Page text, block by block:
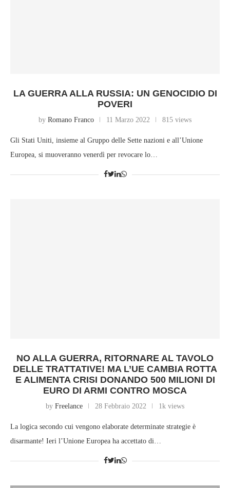
LA GUERRA ALLA RUSSIA: UN GENOCIDIO DI
POVERI
by Romano Franco 11 Marzo 2022 815 views
Gli Stati Uniti, insieme al Gruppo delle Sette nazioni e all’Unione
Europea, si muoveranno venerdì per revocare lo…
NO ALLA GUERRA, RITORNARE AL TAVOLO
DELLE TRATTATIVE! MA L’UE CAMBIA ROTTA
E ALIMENTA CRISI DONANDO 500 MILIONI DI
EURO DI ARMI CONTRO MOSCA
by Freelance 28 Febbraio 2022 1k views
La logica secondo cui vengono elaborate determinate strategie è
disarmante! Ieri l’Unione Europea ha accettato di…